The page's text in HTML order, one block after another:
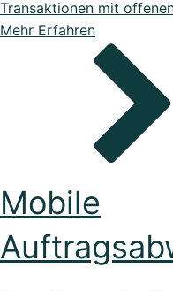
Transaktionen mit
Mehr Erfahren
Mobile